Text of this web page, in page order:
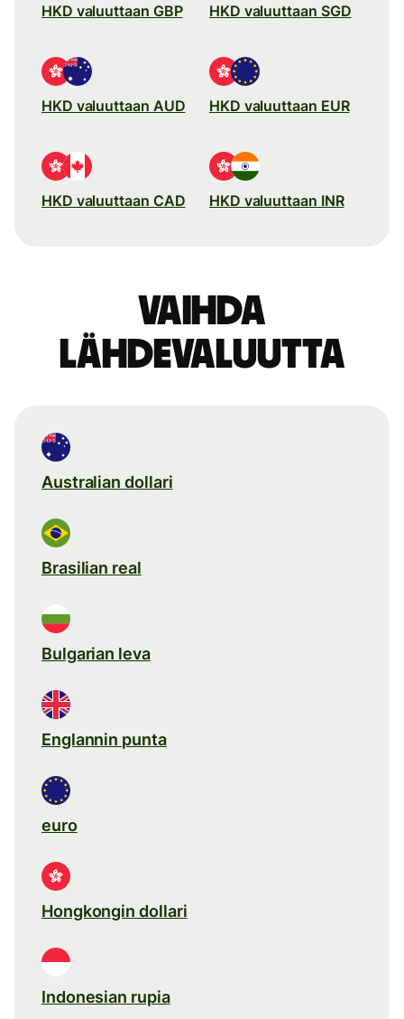
HKD valuuttaan GBP HKD valuuttaan SGD
HKD valuuttaan AUD HKD valuuttaan EUR
HKD valuuttaan CAD HKD valuuttaan INR
Vaihda
lähdevaluutta
Australian dollari
Brasilian real
Bulgarian leva
Englannin punta
euro
Hongkongin dollari
Indonesian rupia